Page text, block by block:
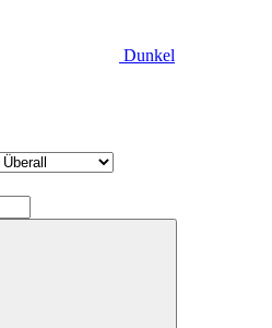
Dunkel